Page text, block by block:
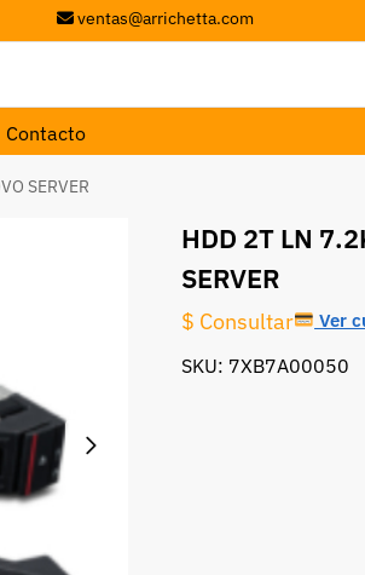
ventas@arrichetta.com
Contacto
SERVER
HDD 2T LN
SERVER
$ Consultar
Ver
SKU: 7XB7A00050